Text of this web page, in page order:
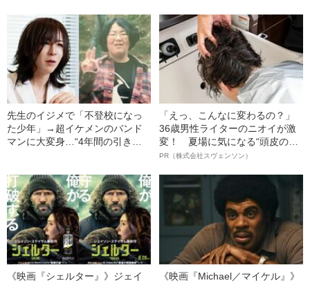
期 読まれた記事
れた“驚きの一言”とは
先生のイジメで「不登校になっ
た少年」→超イケメンのバンド
マンに大変身…“4年間の引きこ
「えっ、こんなに変わるの？」
36歳男性ライターのニオイが激
変！ 夏場に気になる“頭皮のニ
オイ”や“ベタつき”を解消す
ト”が生み出した徹底ケアとは
PR（株式会社スヴェンソン）
《映画『シェルター』》ジェイ
《映画『Michael／マイケル』》